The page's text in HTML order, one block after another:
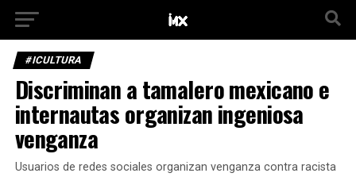
#ICULTURA
Discriminan a tamalero mexicano e
internautas organizan ingeniosa
venganza
Usuarios de redes sociales organizan venganza contra racista